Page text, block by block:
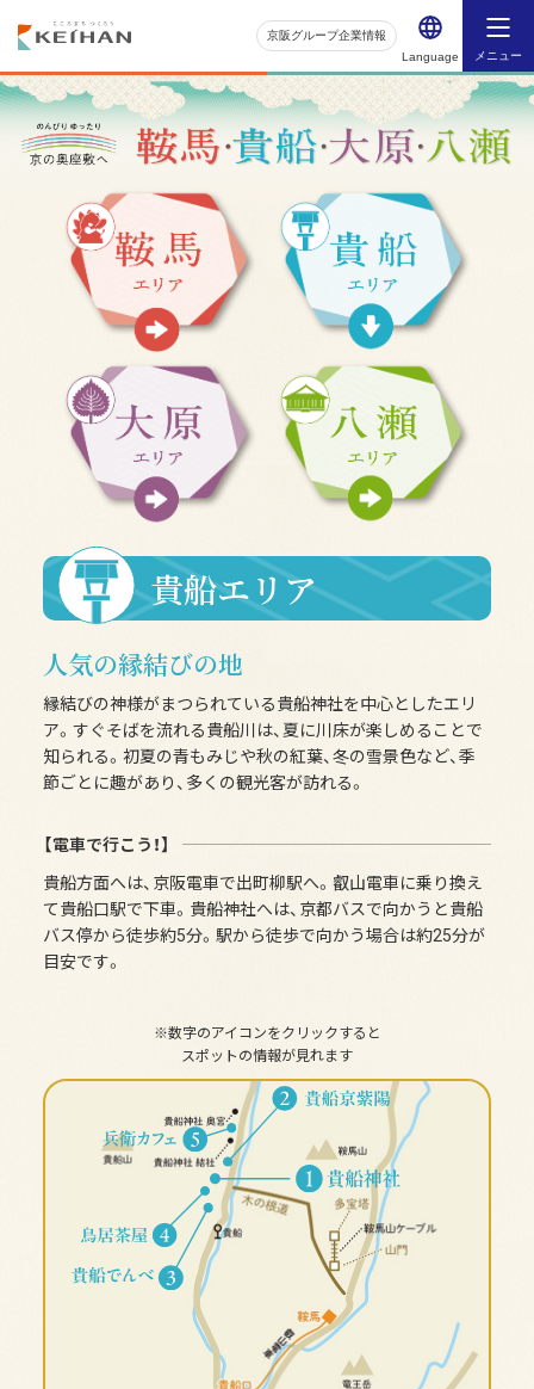
Language メニュー
京阪グループ企業情報
貴船エリア
人気の縁結びの地
縁結びの神様がまつられている貴船神社を中心としたエリ
ア。すぐそばを流れる貴船川は、夏に川床が楽しめることで
知られる。初夏の青もみじや秋の紅葉、冬の雪景色など、季
節ごとに趣があり、多くの観光客が訪れる。
【電車で行こう！】
貴船方面へは、京阪電車で出町柳駅へ。叡山電車に乗り換え
て貴船口駅で下車。貴船神社へは、京都バスで向かうと貴船
バス停から徒歩約5分。駅から徒歩で向かう場合は約25分が
目安です。
※数字のアイコンをクリックすると
スポットの情報が見れます